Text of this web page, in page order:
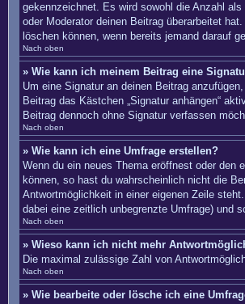
gekennzeichnet. Es wird sowohl die Anzahl
oder Moderator deinen Beitrag überarbeitet
löschen können, wenn bereits jemand darauf
Nach oben
» Wie kann ich meinem Beitrag eine
Um eine Signatur an deinen Beitrag
Beitrag das Kästchen „Signatur anhängen“
Beitrag dennoch ohne Signatur verfassen
Nach oben
» Wie kann ich eine Umfrage erstellen?
Wenn du ein neues Thema eröffnest oder den
können, so hast du wahrscheinlich nicht die
Antwortmöglichkeit in einer eigenen Zeile
dabei eine zeitlich unbegrenzte Umfrage) und
Nach oben
» Wieso kann ich nicht mehr
Die maximal zulässige Zahl von
Nach oben
» Wie bearbeite oder lösche ich eine